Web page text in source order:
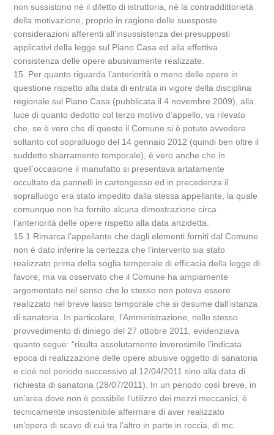
non sussistono né il difetto di istruttoria, né la contraddittorietà
della motivazione, proprio in ragione delle suesposte
considerazioni afferenti all’insussistenza dei presupposti
applicativi della legge sul Piano Casa ed alla effettiva
consistenza delle opere abusivamente realizzate.
15. Per quanto riguarda l’anteriorità o meno delle opere in
questione rispetto alla data di entrata in vigore della disciplina
regionale sul Piano Casa (pubblicata il 4 novembre 2009), alla
luce di quanto dedotto col terzo motivo d’appello, va rilevato
che, se è vero che di queste il Comune si è potuto avvedere
soltanto col sopralluogo del 14 gennaio 2012 (quindi ben oltre il
suddetto sbarramento temporale), è vero anche che in
quell’occasione il manufatto si presentava artatamente
occultato da pannelli in cartongesso ed in precedenza il
sopralluogo era stato impedito dalla stessa appellante, la quale
comunque non ha fornito alcuna dimostrazione circa
l’anteriorità delle opere rispetto alla data anzidetta.
15.1 Rimarca l’appellante che dagli elementi forniti dal Comune
non è dato inferire la certezza che l’intervento sia stato
realizzato prima della soglia temporale di efficacia della legge di
favore, ma va osservato che il Comune ha ampiamente
argomentato nel senso che lo stesso non poteva essere
realizzato nel breve lasso temporale che si desume dall’istanza
di sanatoria. In particolare, l’Amministrazione, nello stesso
provvedimento di diniego del 27 ottobre 2011, evidenziava
quanto segue: “risulta assolutamente inverosimile l’indicata
epoca di realizzazione delle opere abusive oggetto di sanatoria
e cioè nel periodo successivo al 12/04/2011 sino alla data di
richiesta di sanatoria (28/07/2011). In un periodo così breve, in
un’area dove non è possibile l’utilizzo dei mezzi meccanici, è
tecnicamente insostenibile affermare di aver realizzato
un’opera di scavo di cui tra l’altro in parte in roccia, di mc.